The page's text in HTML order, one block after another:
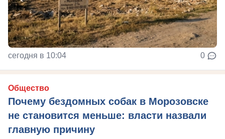
сегодня в 10:04 0
Общество
Почему бездомных собак в Морозовске
не становится меньше: власти назвали
главную причину